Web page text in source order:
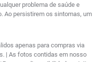
problema de saúde e
Ao persistirem os sintomas, um
apenas para compras via
| As fotos contidas em nosso